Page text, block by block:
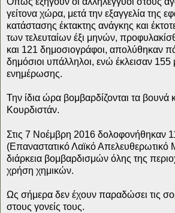
γείτονα χώρα, μετά την εξαγγελία της
κατάστασης έκτακτης ανάγκης και
των τελευταίων έξι μηνών,
και 121 δημοσιογράφοι, απολύθηκαν
δημόσιοι υπάλληλοι, ενώ έκλεισαν 155
ενημέρωσης.
Την ίδια ώρα βομβαρδίζονται τα βουνά
Κουρδιστάν.
Στις 7 Νοέμβρη 2016 δολοφονήθηκαν
(Επαναστατικό Λαϊκό Απελευθερωτικό
διάρκεια βομβαρδισμών όλης της
χρήση χημικών.
Ως σήμερα δεν έχουν παραδώσει τις
στους γονείς τους.